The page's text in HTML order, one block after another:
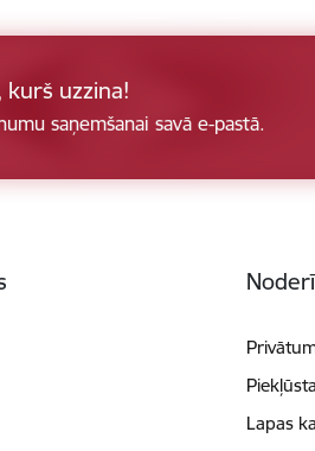
kurš uzzina!
saņemšanai savā e-pastā.
Lapas